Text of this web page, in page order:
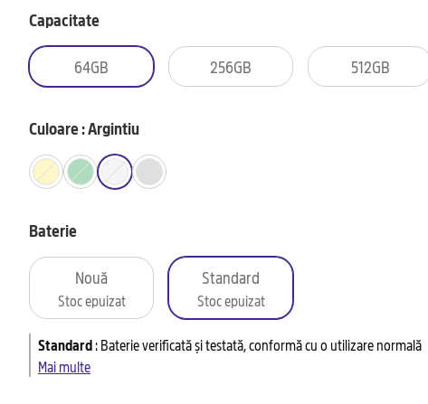
Capacitate
64GB 256GB 512GB
Culoare : Argintiu
Baterie
Nouă
Stoc epuizat
Standard
Stoc epuizat
Standard:Baterie verificată și testată, conformă cu o utilizare normală
Mai multe